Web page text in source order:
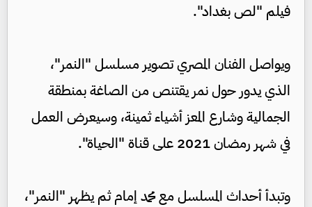
فيلم "لص بغداد".
ويواصل الفنان المصري تصوير مسلسل "النمر"،
الذي يدور حول نمر يقتنص من الصاغة بمنطقة
الجمالية وشارع المعز أشياء ثمينة، وسيعرض العمل
في شهر رمضان 2021 على قناة "الحياة".
وتبدأ أحداث المسلسل مع محمد إمام ثم يظهر "النمر"،